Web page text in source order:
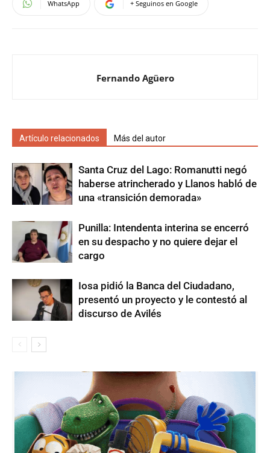
WhatsApp + Seguinos en Google
Fernando Agüero
Artículo relacionados Más del autor
Santa Cruz del Lago: Romanutti negó
haberse atrincherado y Llanos habló de
una «transición demorada»
Punilla: Intendenta interina se encerró
en su despacho y no quiere dejar el
cargo
Iosa pidió la Banca del Ciudadano,
presentó un proyecto y le contestó al
discurso de Avilés